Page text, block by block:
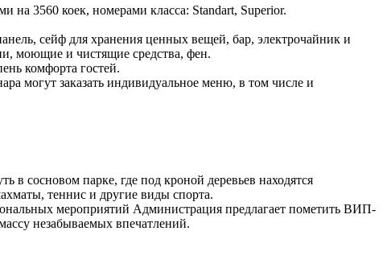
на 3560 коек, номерами класса: Standart, Superior.
сейф для хранения ценных вещей, бар, электрочайник и
моющие и чистящие средства, фен.
комфорта гостей.
могут заказать индивидуальное меню, в том числе и
в сосновом парке, где под кроной деревьев находятся
теннис и другие виды спорта.
мероприятий Администрация предлагает пометить ВИП-
незабываемых впечатлений.